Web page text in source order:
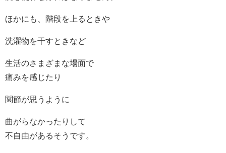
ほかにも、階段を上るときや
洗濯物を干すときなど
生活のさまざまな場面で
痛みを感じたり
関節が思うように
曲がらなかったりして
不自由があるそうです。